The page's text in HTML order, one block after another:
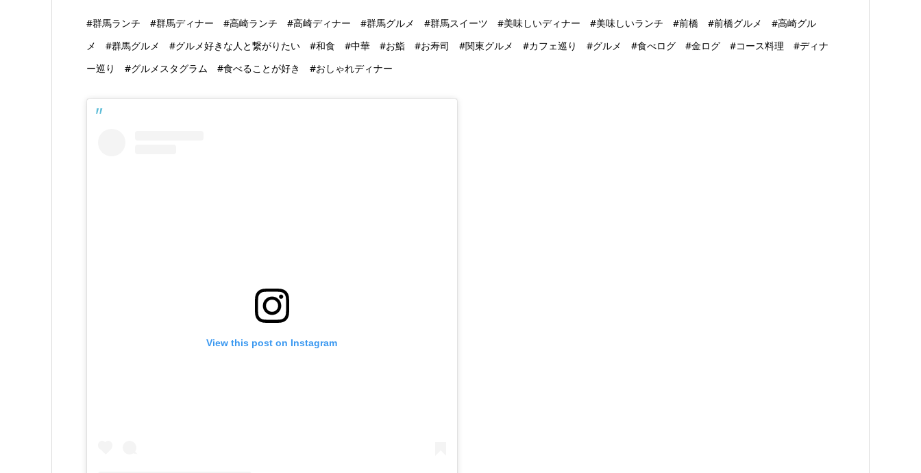
#群馬ランチ #群馬ディナー #高崎ランチ #高崎ディナー #群馬グルメ #群馬スイーツ #美味しいディナー #美味しいランチ #前橋 #前橋グルメ #高崎グル
メ #群馬グルメ #グルメ好きな人と繋がりたい #和食 #中華 #お鮨 #お寿司 #関東グルメ #カフェ巡り #グルメ #食べログ #金ログ #コース料理 #ディナ
ー巡り #グルメスタグラム #食べることが好き #おしゃれディナー
View this post on Instagram